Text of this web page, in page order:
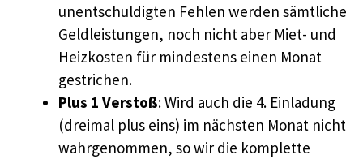
unentschuldigten Fehlen werden sämtliche
Geldleistungen, noch nicht aber Miet- und
Heizkosten für mindestens einen Monat
gestrichen.
Plus 1 Verstoß: Wird auch die 4. Einladung
(dreimal plus eins) im nächsten Monat nicht
wahrgenommen, so wir die komplette